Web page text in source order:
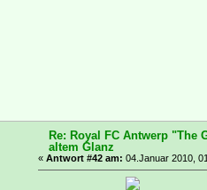
Re: Royal FC Antwerp "The
altem Glanz
« Antwort #42 am: 04.Januar 2010,